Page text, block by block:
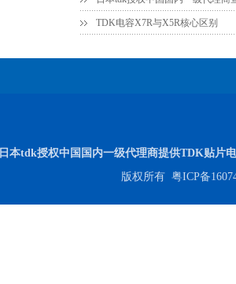
TDK电容X7R与X5R核心区别
日本tdk授权中国国内一级代理商提供TDK贴片
版权所有 粤ICP备